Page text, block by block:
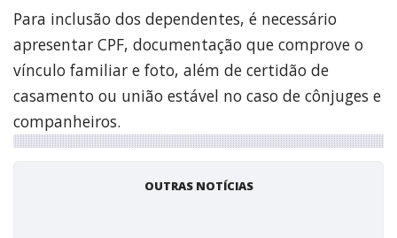
Para inclusão dos dependentes, é necessário
apresentar CPF, documentação que comprove o
vínculo familiar e foto, além de certidão de
casamento ou união estável no caso de cônjuges e
companheiros.
OUTRAS NOTÍCIAS